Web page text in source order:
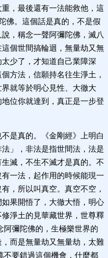
，最後還有一法能救他，這
佛。這個話是真的，不是假
，稱念一聲阿彌陀佛，滅八
個世間搞輪迴，無量劫又無
少了，才知道自己業障深
方法，信願持名往生淨土，
就等於明心見性、大徹大
位你就達到，真正是一步登
是真的。《金剛經》上明白
」，非法是指世間法，法是
滅，不生不滅才是真的。不
一法，起作用的時候能現一
，所以叫真空。真空不空，
果開悟了，大徹大悟，明心
淨土的見華藏世界，世尊釋
阿彌陀佛的，生極樂世界的
而是無量劫又無量劫，太難
不要錯過這個機會，什麼都